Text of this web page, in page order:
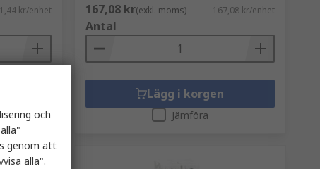
kr/enhet 167,08 kr(exkl. moms) 167,08 kr/enhet
Antal
Lägg i korgen
Jämföra
och
genom att
alla".